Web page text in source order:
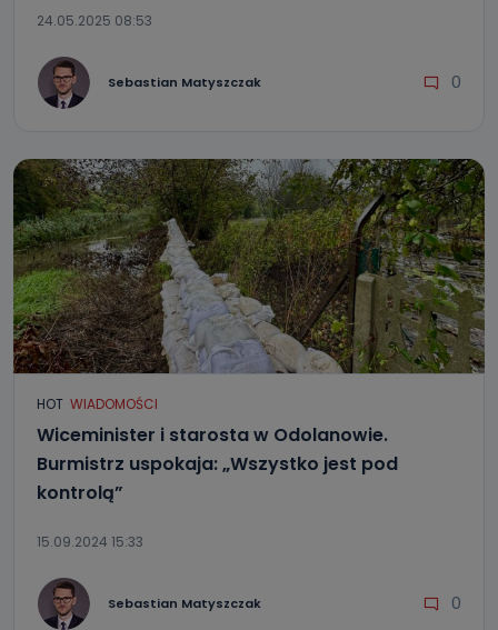
24.05.2025 08:53
Sebastian Matyszczak 0
HOT WIADOMOŚCI
Wiceminister i starosta w Odolanowie.
Burmistrz uspokaja: „Wszystko jest pod
kontrolą”
15.09.2024 15:33
Sebastian Matyszczak 0